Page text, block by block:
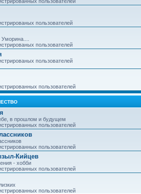
пользователей
пользователей
пользователей
пользователей
в прошлом и будущем
пользователей
пользователей
Кийцев
- хобби
пользователей
пользователей